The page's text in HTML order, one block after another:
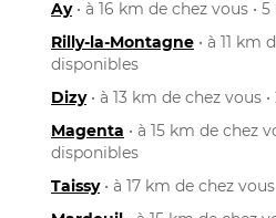
Ay• à 16 km de chez vous •
Rilly-la-Montagne • à 11 km
disponibles
Dizy• à 13 km de chez vous
Magenta • à 15 km de chez
disponibles
Taissy• à 17 km de chez